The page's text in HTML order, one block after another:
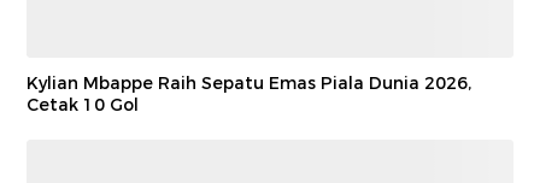
Kylian Mbappe Raih Sepatu Emas Piala Dunia 2026,
Cetak 10 Gol